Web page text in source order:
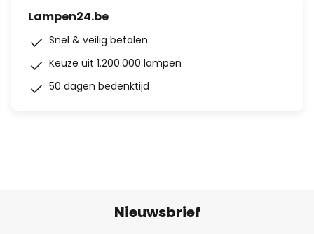
Lampen24.be
Snel & veilig betalen
Keuze uit 1.200.000 lampen
50 dagen bedenktijd
Nieuwsbrief